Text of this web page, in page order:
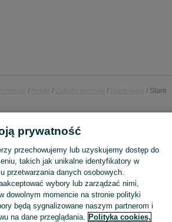
Stare
Skorzystaj z największego serwisu ogłoszeniowego - Małopolskie i okolice! - kupuj lub sprzedawaj jeszcze wygodniej w kategorii Stare wagi! Zobacz
prywatność
przechowujemy lub uzyskujemy dostęp do
takich jak unikalne identyfikatory w
przetwarzania danych osobowych.
wybory lub zarządzać nimi,
dowolnym momencie na stronie polityki
będą sygnalizowane naszym partnerom i
na dane przeglądania. Polityka cookies,